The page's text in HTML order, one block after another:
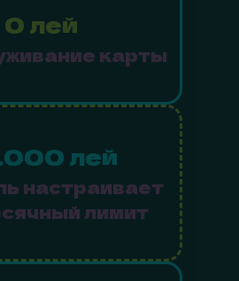
0 лей
карты
лей
настраивает
лимит